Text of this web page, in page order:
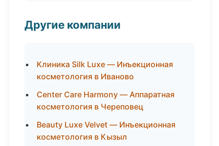
Другие компании
Клиника Silk Luxe — Инъекционная
косметология в Иваново
Center Care Harmony — Аппаратная
косметология в Череповец
Beauty Luxe Velvet — Инъекционная
косметология в Кызыл